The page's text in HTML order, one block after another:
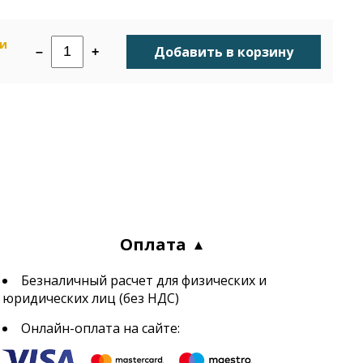
– + Добавить в корзину
Оплата
Безналичный расчет для физических и
юридических лиц (без НДС)
Онлайн-оплата на сайте: